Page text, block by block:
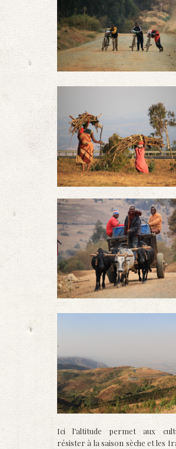
Ici l’altitude permet aux
résister à la saison sèche et les